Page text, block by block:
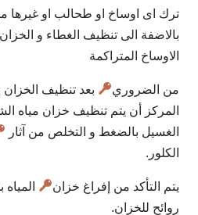
ترك اى اوساخ او طحالب او غيرها
بالاضفة الى تنظيف الغطاء و
الاوساخ المتراكمة
من الضروري بعد تنظيف الخزان
المركز أن يتم تنظيف خزان مياه
الغسيل بالضغط و التخلص من آثار
الكلور.
يتم التأكد من إفراغ خزان
روائح للخزان.